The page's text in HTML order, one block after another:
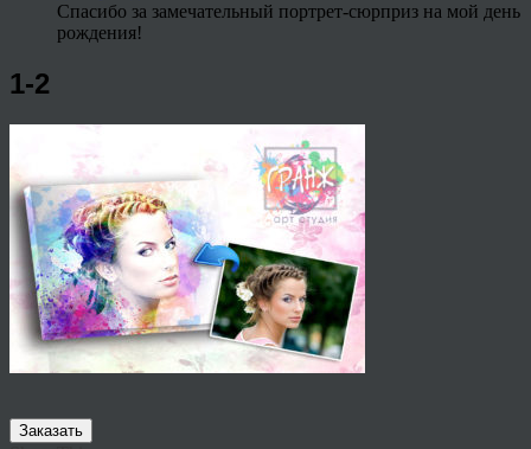
Спасибо за замечательный портрет-сюрприз на мой день
рождения!
1-2
Заказать